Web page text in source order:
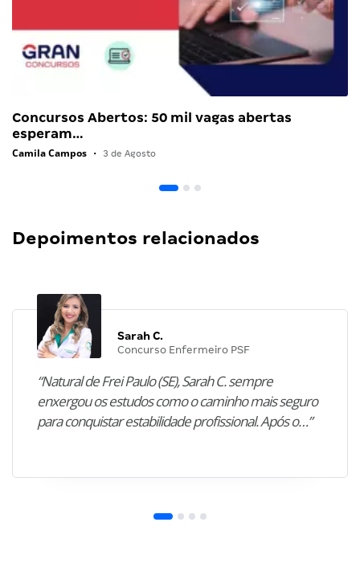
Concursos Abertos: 50 mil vagas abertas
esperam…
Camila Campos • 3 de Agosto
Depoimentos relacionados
Sarah C.
Concurso Enfermeiro PSF
“Natural de Frei Paulo (SE), Sarah C. sempre
enxergou os estudos como o caminho mais seguro
para conquistar estabilidade profissional. Após o…”